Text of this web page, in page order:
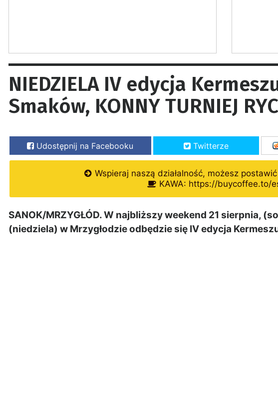
NIEDZIELA IV edycja
Smaków, KONNY TURNIEJ
Udostępnij na Facebooku Twitterze
Wspieraj naszą działalność, możesz
KAWA: https://buycoffee.to/
SANOK/MRZYGŁÓD. W najbliższy weekend 21 sierpnia,
(niedziela) w Mrzygłodzie odbędzie się IV edycja